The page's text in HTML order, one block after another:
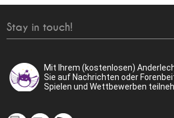
Stay in touch!
Mit Ihrem (kostenlosen)
Sie auf Nachrichten oder
Spielen und Wettbewerben